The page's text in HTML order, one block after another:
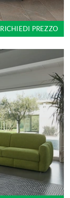
RICHIEDI PREZZO